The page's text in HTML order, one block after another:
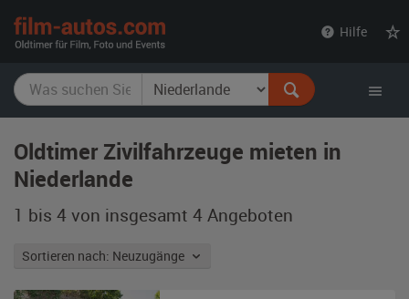
Hilfe
Oldtimer Zivilfahrzeuge mieten in
Niederlande
1 bis 4 von insgesamt 4 Angeboten
Sortieren nach: Neuzugänge